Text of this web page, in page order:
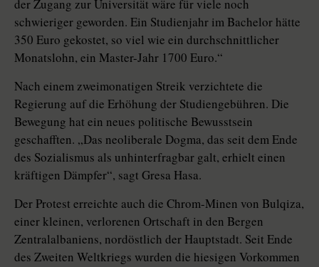
der Zugang zur Universität wäre für viele noch
schwieriger geworden. Ein Studienjahr im Bachelor hätte
350 Euro gekostet, so viel wie ein durchschnittlicher
Monatslohn, ein Master-Jahr 1700 Euro.“
Nach einem zweimonatigen Streik verzichtete die
Regierung auf die Erhöhung der Studiengebühren. Die
Bewegung hat ein neues politische Bewusstsein
geschafften. „Das neoliberale Dogma, das seit dem Ende
des Sozialismus als unhinterfragbar galt, erhielt einen
kräftigen Dämpfer“, sagt Gresa Hasa.
Der Protest erreichte auch die Chrom-Minen von Bulqiza,
einer kleinen, verlorenen Ortschaft in den Bergen
Zentralalbaniens, nordöstlich der Hauptstadt. Seit Ende
des Zweiten Weltkriegs wurden die hiesigen Vorkommen